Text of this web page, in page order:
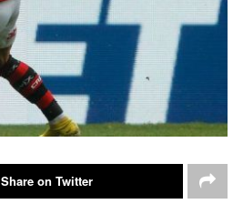
Share on Twitter